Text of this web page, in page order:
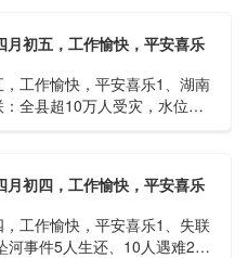
初五，工作愉快，平安喜乐
工作愉快，平安喜乐1、湖南
全县超10万人受灾，水位正
初四，工作愉快，平安喜乐
工作愉快，平安喜乐1、失联
河事件5人生还、10人遇难2、